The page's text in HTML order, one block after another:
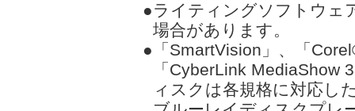
●ライティングソフトウェ
場合があります。
●「SmartVision」、「
「CyberLink MediaShow
ィスクは各規格に対応し